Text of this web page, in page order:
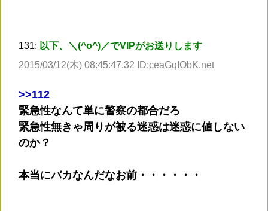
131: 以下、＼(^o^)／でVIPがお送りします
2015/03/12(木) 08:45:47.32 ID:ceaGqIObK.net
>>112
緊急性なんて単に警察の都合だろ
緊急性無きゃ周りが被る迷惑は迷惑に値しない
のか？
本当にバカなんだなお前・・・・・・